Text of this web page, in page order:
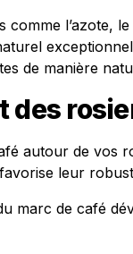
comme l’azote,
de manière
des
autour de vos
leur
marc de café